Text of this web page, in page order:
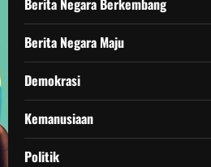
Berita Negara Maju
Demokrasi
Kemanusiaan
Politik